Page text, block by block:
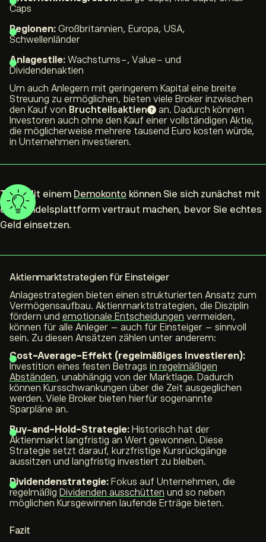
Caps
Regionen: Großbritannien, Europa, USA,
Schwellenländer
Anlagestile: Wachstums-, Value- und
Dividendenaktien
Um auch Anlegern mit geringerem Kapital eine breite
Streuung zu ermöglichen, bieten viele Broker inzwischen
den Kauf von Bruchteilsaktien
an. Dadurch können
Investoren auch ohne den Kauf einer vollständigen Aktie,
die möglicherweise mehrere tausend Euro kosten würde,
in Unternehmen investieren.
Tipp:Mit einem Demokonto können Sie sich zunächst mit
der Handelsplattform vertraut machen, bevor Sie echtes
Geld einsetzen.
Aktienmarktstrategien für Einsteiger
Anlagestrategien bieten einen strukturierten Ansatz zum
Vermögensaufbau. Aktienmarktstrategien, die Disziplin
fördern und emotionale Entscheidungen vermeiden,
können für alle Anleger – auch für Einsteiger – sinnvoll
sein. Zu diesen Ansätzen zählen unter anderem:
Cost-Average-Effekt (regelmäßiges Investieren):
Investition eines festen Betrags in regelmäßigen
Abständen, unabhängig von der Marktlage. Dadurch
können Kursschwankungen über die Zeit ausgeglichen
werden. Viele Broker bieten hierfür sogenannte
Sparpläne an.
Buy-and-Hold-Strategie: Historisch hat der
Aktienmarkt langfristig an Wert gewonnen. Diese
Strategie setzt darauf, kurzfristige Kursrückgänge
aussitzen und langfristig investiert zu bleiben.
Dividendenstrategie: Fokus auf Unternehmen, die
regelmäßig Dividenden ausschütten und so neben
möglichen Kursgewinnen laufende Erträge bieten.
Fazit